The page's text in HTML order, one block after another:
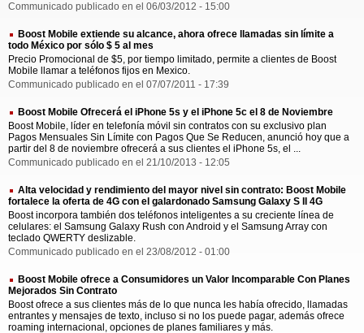
Communicado publicado en el 06/03/2012 - 15:00
Boost Mobile extiende su alcance, ahora ofrece llamadas sin límite a
todo México por sólo $ 5 al mes
Precio Promocional de $5, por tiempo limitado, permite a clientes de Boost
Mobile llamar a teléfonos fijos en Mexico.
Communicado publicado en el 07/07/2011 - 17:39
Boost Mobile Ofrecerá el iPhone 5s y el iPhone 5c el 8 de Noviembre
Boost Mobile, líder en telefonía móvil sin contratos con su exclusivo plan
Pagos Mensuales Sin Límite con Pagos Que Se Reducen, anunció hoy que a
partir del 8 de noviembre ofrecerá a sus clientes el iPhone 5s, el ...
Communicado publicado en el 21/10/2013 - 12:05
Alta velocidad y rendimiento del mayor nivel sin contrato: Boost Mobile
fortalece la oferta de 4G con el galardonado Samsung Galaxy S II 4G
Boost incorpora también dos teléfonos inteligentes a su creciente línea de
celulares: el Samsung Galaxy Rush con Android y el Samsung Array con
teclado QWERTY deslizable.
Communicado publicado en el 23/08/2012 - 01:00
Boost Mobile ofrece a Consumidores un Valor Incomparable Con Planes
Mejorados Sin Contrato
Boost ofrece a sus clientes más de lo que nunca les había ofrecido, llamadas
entrantes y mensajes de texto, incluso si no los puede pagar, además ofrece
roaming internacional, opciones de planes familiares y más.